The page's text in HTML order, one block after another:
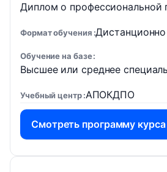
Диплом о профессиональной
Формат обучения Дистанционно
Обучение на базе
Высшее или среднее
Учебный центр АПОКДПО
Смотреть программу курса